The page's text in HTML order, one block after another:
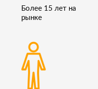
Более 15 лет на
рынке